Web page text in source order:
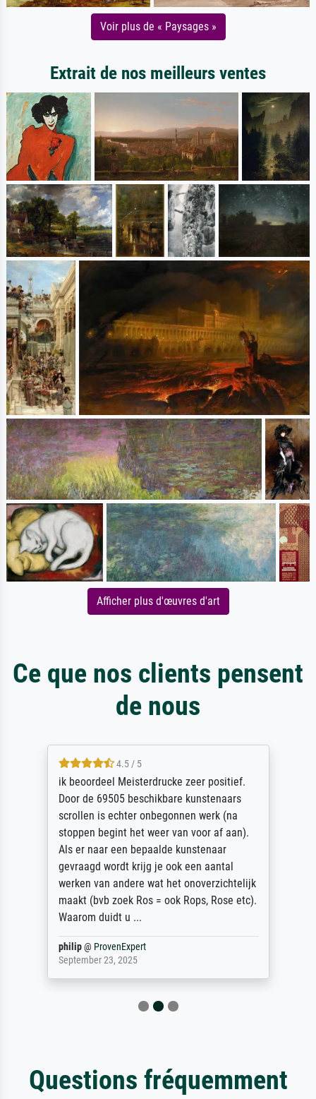
Voir plus de « Paysages »
Extrait de nos meilleurs ventes
Afficher plus d'œuvres d'art
Ce que nos clients pensent
de nous
4.5 / 5
ik beoordeel Meisterdrucke zeer positief.
Door de 69505 beschikbare kunstenaars
scrollen is echter onbegonnen werk (na
stoppen begint het weer van voor af aan).
Als er naar een bepaalde kunstenaar
gevraagd wordt krijg je ook een aantal
werken van andere wat het onoverzichtelijk
maakt (bvb zoek Ros = ook Rops, Rose etc).
Waarom duidt u ...
philip@ ProvenExpert
September 23, 2025
Questions fréquemment